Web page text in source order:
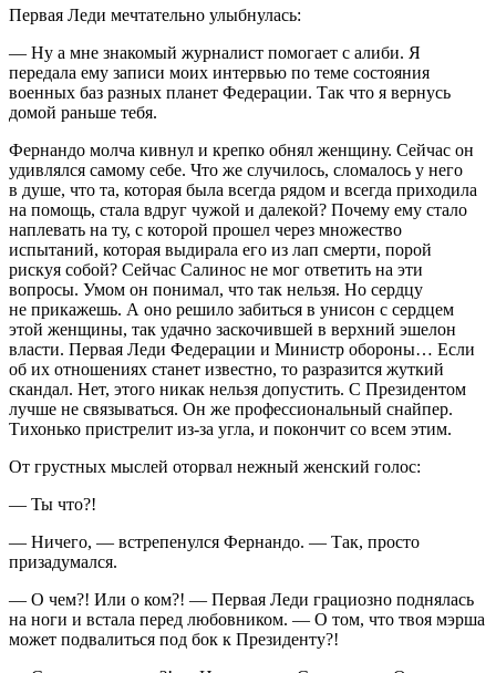
Первая Леди мечтательно улыбнулась:
— Ну а мне знакомый журналист помогает с алиби. Я
передала ему записи моих интервью по теме состояния
военных баз разных планет Федерации. Так что я вернусь
домой раньше тебя.
Фернандо молча кивнул и крепко обнял женщину. Сейчас он
удивлялся самому себе. Что же случилось, сломалось у него
в душе, что та, которая была всегда рядом и всегда приходила
на помощь, стала вдруг чужой и далекой? Почему ему стало
наплевать на ту, с которой прошел через множество
испытаний, которая выдирала его из лап смерти, порой
рискуя собой? Сейчас Салинос не мог ответить на эти
вопросы. Умом он понимал, что так нельзя. Но сердцу
не прикажешь. А оно решило забиться в унисон с сердцем
этой женщины, так удачно заскочившей в верхний эшелон
власти. Первая Леди Федерации и Министр обороны… Если
об их отношениях станет известно, то разразится жуткий
скандал. Нет, этого никак нельзя допустить. С Президентом
лучше не связываться. Он же профессиональный снайпер.
Тихонько пристрелит из-за угла, и покончит со всем этим.
От грустных мыслей оторвал нежный женский голос:
— Ты что?!
— Ничего, — встрепенулся Фернандо. — Так, просто
призадумался.
— О чем?! Или о ком?! — Первая Леди грациозно поднялась
на ноги и встала перед любовником. — О том, что твоя мэрша
может подвалиться под бок к Президенту?!